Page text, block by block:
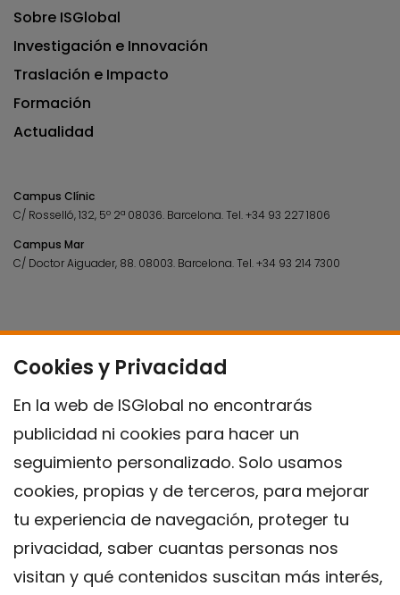
Cookies y Privacidad
En la web de ISGlobal no encontrarás
publicidad ni cookies para hacer un
seguimiento personalizado. Solo usamos
cookies, propias y de terceros, para mejorar
tu experiencia de navegación, proteger tu
privacidad, saber cuantas personas nos
visitan y qué contenidos suscitan más interés,
Sobre ISGlobal
Investigación e Innovación
Traslación e Impacto
Formación
Actualidad
Campus Clínic
C/ Rosselló, 132, 5º 2ª 08036. Barcelona.Tel.+34 93 227 1806
Campus Mar
C/ Doctor Aiguader, 88. 08003. Barcelona.Tel.+34 93 214 7300